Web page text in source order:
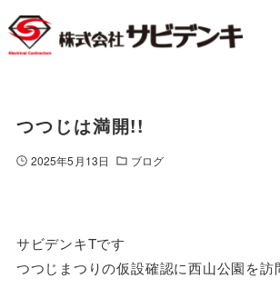
つつじは満開!!
2025年5月13日 ブログ
サビデンキTです
つつじまつりの仮設確認に西山公園を訪